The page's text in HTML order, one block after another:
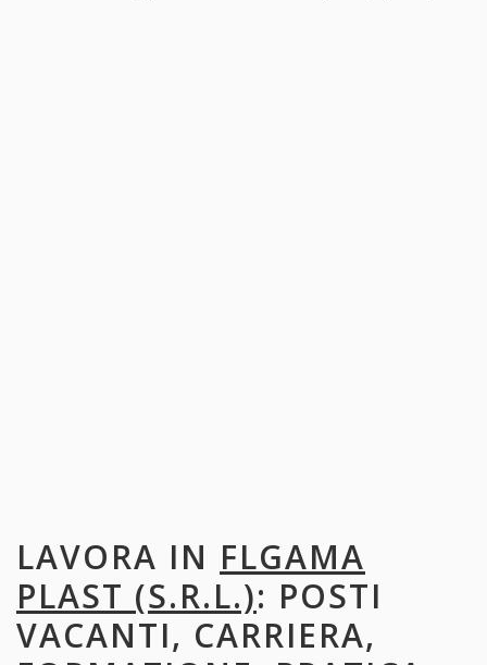
LAVORA IN FLGAMA
PLAST (S.R.L.): POSTI
VACANTI, CARRIERA,